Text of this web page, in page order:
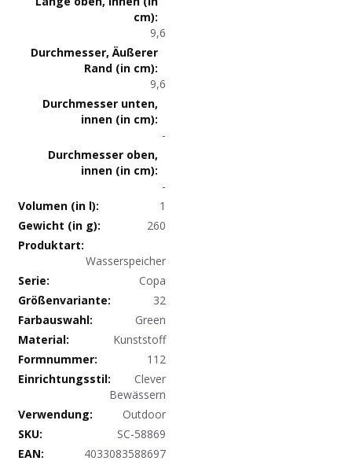
9,6
9,6
-
-
1
260
Produktdaten
Wasserspeicher
Copa
32
Green
Kunststoff
112
Clever
Bewässern
Outdoor
SC-58869
4033083588697